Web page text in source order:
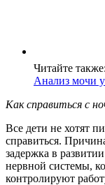
Читайте также:
Анализ мочи
Как справиться с
Все дети не хотят
справиться.
задержка в
нервной системы,
контролируют